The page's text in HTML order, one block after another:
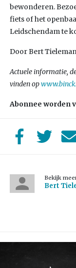
bewonderen.
fiets of het
Leidschendam te
Door Bert
Actuele informatie,
vinden op
Abonnee worden
Bekijk
Bert